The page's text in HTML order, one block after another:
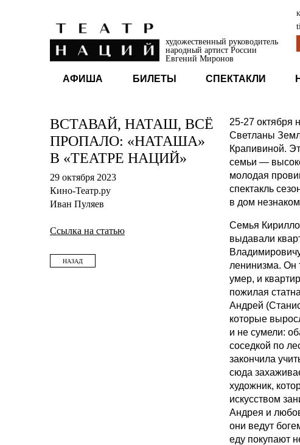
художественный руководитель
народный артист России
Евгений Миронов
АФИША БИЛЕТЫ СПЕКТАКЛИ
ВСТАВАЙ, НАТАШ, ВСЁ
ПРОПАЛО: «НАТАША»
В «ТЕАТРЕ НАЦИЙ»
29 октября 2023
Кино-Театр.ру
Иван Пуляев
Ссылка на статью
НАЗАД
25-27 октября
Светланы
Крапивиной.
семьи —
молодая
спектакль
в дом
Семья
выдавали
ленинизма. Он
умер, и
пожилая
Андрей
которые
и не сумели:
соседкой по
закончила
сюда
художник,
искусством
Андрея и
они ведут
еду покупают